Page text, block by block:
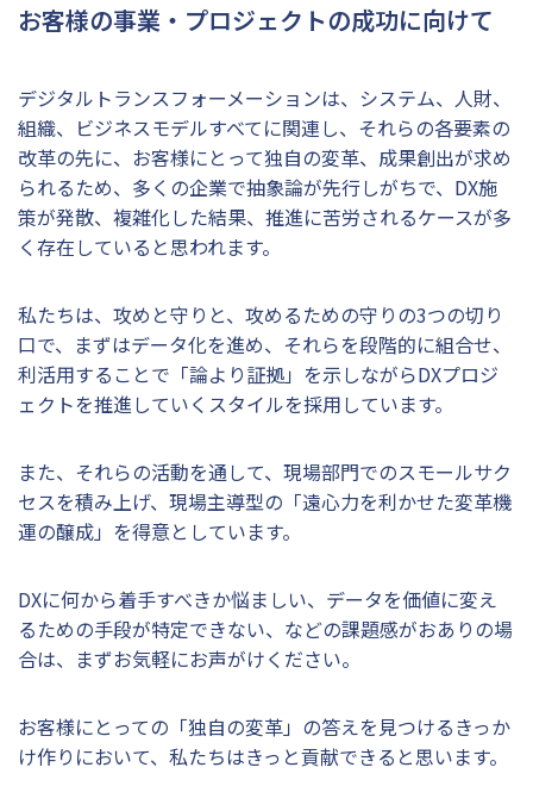
お客様の事業・プロジェクトの成功に向けて
デジタルトランスフォーメーションは、システム、人財、
組織、ビジネスモデルすべてに関連し、それらの各要素の
改革の先に、お客様にとって独自の変革、成果創出が求め
られるため、多くの企業で抽象論が先行しがちで、DX施
策が発散、複雑化した結果、推進に苦労されるケースが多
く存在していると思われます。
私たちは、攻めと守りと、攻めるための守りの3つの切り
口で、まずはデータ化を進め、それらを段階的に組合せ、
利活用することで「論より証拠」を示しながらDXプロジ
ェクトを推進していくスタイルを採用しています。
また、それらの活動を通して、現場部門でのスモールサク
セスを積み上げ、現場主導型の「遠心力を利かせた変革機
運の醸成」を得意としています。
DXに何から着手すべきか悩ましい、データを価値に変え
るための手段が特定できない、などの課題感がおありの場
合は、まずお気軽にお声がけください。
お客様にとっての「独自の変革」の答えを見つけるきっか
け作りにおいて、私たちはきっと貢献できると思います。